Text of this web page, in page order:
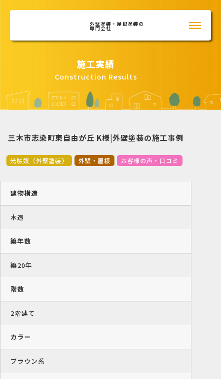
外壁塗装・屋根塗装の
専門会社
施工実績
Construction Results
三木市志染町東自由が丘 K様|外壁塗装の施工事例
光触媒（外壁塗装） 外壁・屋根 お客様の声・口コミ
建物構造
木造
築年数
築20年
階数
2階建て
カラー
ブラウン系